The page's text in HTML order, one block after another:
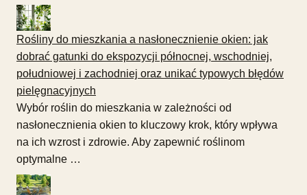
Rośliny do mieszkania a nasłonecznienie okien: jak
dobrać gatunki do ekspozycji północnej, wschodniej,
południowej i zachodniej oraz unikać typowych błędów
pielęgnacyjnych
Wybór roślin do mieszkania w zależności od
nasłonecznienia okien to kluczowy krok, który wpływa
na ich wzrost i zdrowie. Aby zapewnić roślinom
optymalne …